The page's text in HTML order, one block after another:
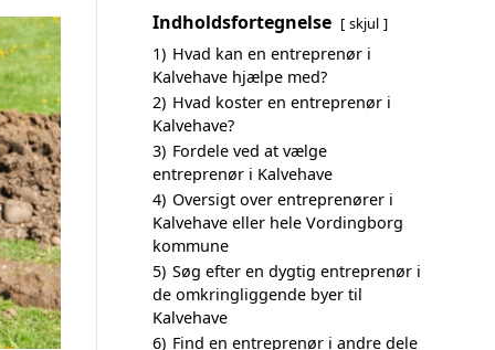
Indholdsfortegnelse skjul
1) Hvad kan en entreprenør i
Kalvehave hjælpe med?
2) Hvad koster en entreprenør i
Kalvehave?
3) Fordele ved at vælge
entreprenør i Kalvehave
4) Oversigt over entreprenører i
Kalvehave eller hele Vordingborg
kommune
5) Søg efter en dygtig entreprenør i
de omkringliggende byer til
Kalvehave
6) Find en entreprenør i andre dele